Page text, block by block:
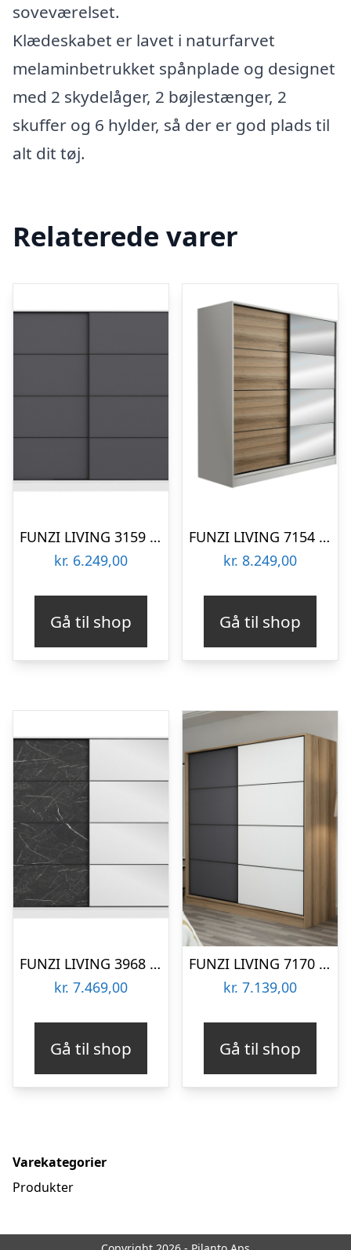
soveværelset.
Klædeskabet er lavet i naturfarvet
melaminbetrukket spånplade og designet
med 2 skydelåger, 2 bøjlestænger, 2
skuffer og 6 hylder, så der er god plads til
alt dit tøj.
Relaterede varer
FUNZI LIVING 3159 garderobeskab, 2 skydelåger, 2 bøjlestænger, 2 skuffer – hvid/antracitgrå melamin
kr. 6.249,00
Gå til shop
FUNZI LIVING 7154 garderobeskab, spejl, 2 skydelåger, 2 bøjlestænger, 2 skuffer – hvid melamin
kr. 8.249,00
Gå til shop
FUNZI LIVING 3968 garderobeskab, spejl, 2 skydelåger, 2 bøjlestænger, 2 skuffer – hvid/sort melamin
kr. 7.469,00
Gå til shop
FUNZI LIVING 7170 garderobeskab, 2 skydelåger, 2 bøjlestænger, 2 skuffer – natur/antracit melamin
kr. 7.139,00
Gå til shop
Varekategorier
Produkter